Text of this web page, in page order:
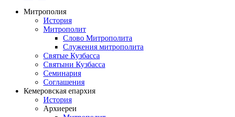
Митрополия
История
Митрополит
Слово Митрополита
Служения митрополита
Святые Кузбасса
Святыни Кузбасса
Семинария
Соглашения
Кемеровская епархия
История
Архиереи